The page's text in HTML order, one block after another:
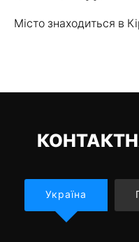
Місто знаходиться в
Україна